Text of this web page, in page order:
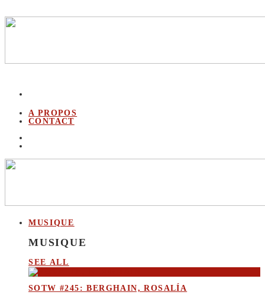
A PROPOS
CONTACT
MUSIQUE
MUSIQUE
SEE ALL
SOTW #245: BERGHAIN, ROSALÍA